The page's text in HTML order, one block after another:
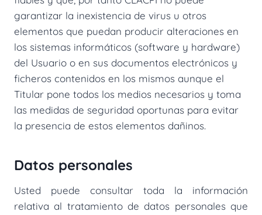
garantizar la inexistencia de virus u otros
elementos que puedan producir alteraciones en
los sistemas informáticos (software y hardware)
del Usuario o en sus documentos electrónicos y
ficheros contenidos en los mismos aunque el
Titular pone todos los medios necesarios y toma
las medidas de seguridad oportunas para evitar
la presencia de estos elementos dañinos.
Datos personales
Usted puede consultar toda la información
relativa al tratamiento de datos personales que